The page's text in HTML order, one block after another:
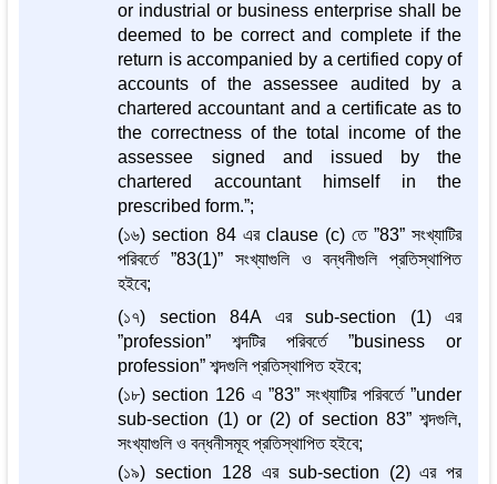
or industrial or business enterprise shall be
deemed to be correct and complete if the
return is accompanied by a certified copy of
accounts of the assessee audited by a
chartered accountant and a certificate as to
the correctness of the total income of the
assessee signed and issued by the
chartered accountant himself in the
prescribed form.”;
(১৬) section 84 এর clause (c) তে ”83” সংখ্যাটির
পরিবর্তে ”83(1)” সংখ্যাগুলি ও বন্ধনীগুলি প্রতিস্থাপিত
হইবে;
(১৭) section 84A এর sub-section (1) এর
”profession” শব্দটির পরিবর্তে ”business or
profession” শব্দগুলি প্রতিস্থাপিত হইবে;
(১৮) section 126 এ ”83” সংখ্যাটির পরিবর্তে ”under
sub-section (1) or (2) of section 83” শব্দগুলি,
সংখ্যাগুলি ও বন্ধনীসমূহ প্রতিস্থাপিত হইবে;
(১৯) section 128 এর sub-section (2) এর পর